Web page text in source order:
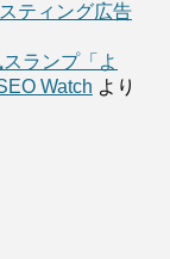
ティング広告
ランプ「よ
Watch より